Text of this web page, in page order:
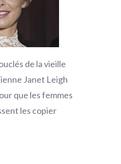
de la vieille
Janet Leigh
que les femmes
les copier